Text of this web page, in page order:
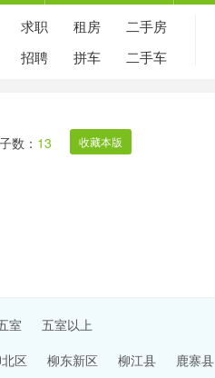
求职 租房
二手房
招聘
拼车 二手车
数： 13 收藏本版
室
五室以上
区
柳东新区 柳江县 鹿寨县